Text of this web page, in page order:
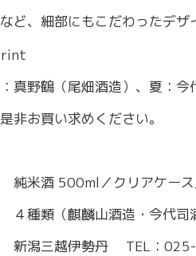
ど、細部にもこだわったデザ
真野鶴（尾畑酒造）、夏：今
非お買い求めください。
酒 500ml／クリアケース
（麒麟山酒造・今代司酒
三越伊勢丹 TEL：025-